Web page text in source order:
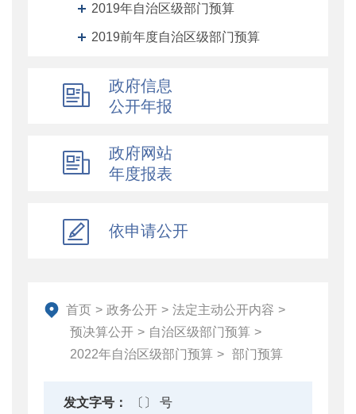
2019年自治区级部门预算
2019前年度自治区级部门预算
自治区级单位预算
自治区财政厅机关预决算
地州预决算
其他对外管理服务信息
地方政府债务信息公开
重大行政决策预公开
减税降费专栏
直达资金
政府信息
公开年报
政府网站
年度报表
依申请公开
首页 > 政务公开 > 法定主动公开内容 >
预决算公开 > 自治区级部门预算 >
2022年自治区级部门预算 > 部门预算
发文字号：
〔〕 号